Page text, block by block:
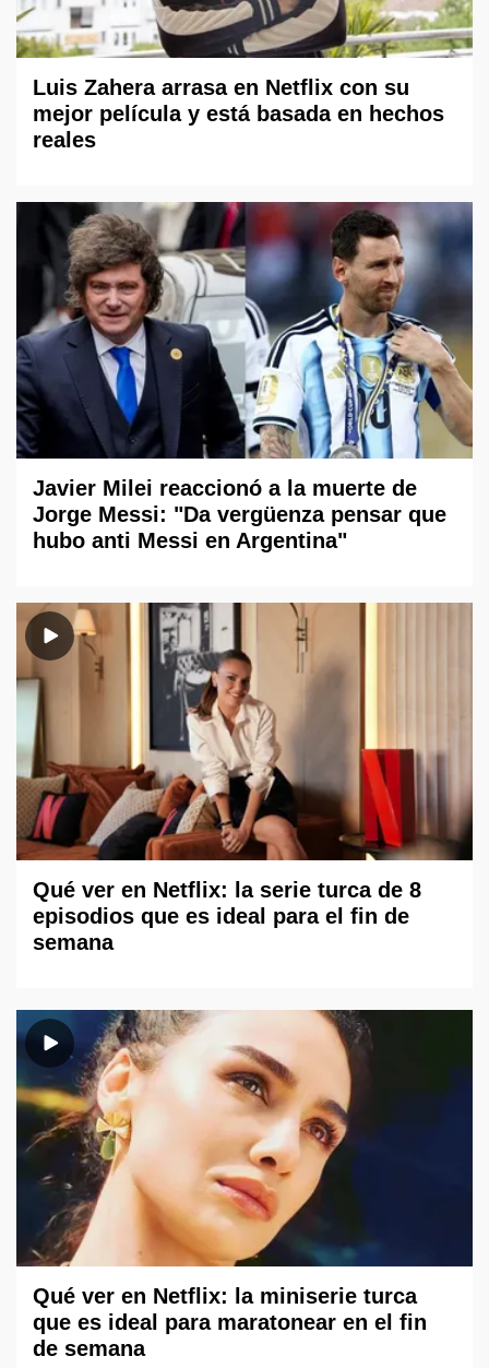
Luis Zahera arrasa en Netflix con su
mejor película y está basada en hechos
reales
Javier Milei reaccionó a la muerte de
Jorge Messi: "Da vergüenza pensar que
hubo anti Messi en Argentina"
Qué ver en Netflix: la serie turca de 8
episodios que es ideal para el fin de
semana
Qué ver en Netflix: la miniserie turca
que es ideal para maratonear en el fin
de semana